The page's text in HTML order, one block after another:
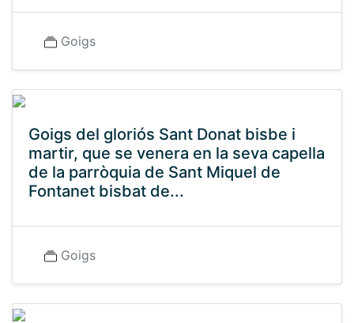
Goigs
Goigs del gloriós Sant Donat bisbe i
martir, que se venera en la seva capella
de la parròquia de Sant Miquel de
Fontanet bisbat de...
Goigs